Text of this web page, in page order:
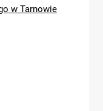
w Tarnowie